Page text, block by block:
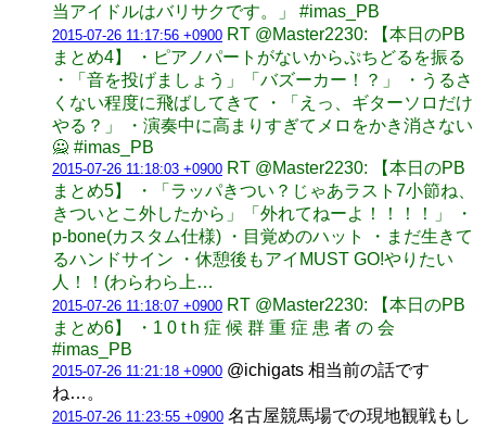
当アイドルはバリサクです。」 #imas_PB
2015-07-26 11:17:56 +0900 RT @Master2230: 【本日のPB
まとめ4】 ・ピアノパートがないからぷちどるを振る
・「音を投げましょう」「バズーカー！？」 ・うるさ
くない程度に飛ばしてきて ・「えっ、ギターソロだけ
やる？」 ・演奏中に高まりすぎてメロをかき消さない
🙅 #imas_PB
2015-07-26 11:18:03 +0900 RT @Master2230: 【本日のPB
まとめ5】 ・「ラッパきつい？じゃあラスト7小節ね、
きついとこ外したから」「外れてねーよ！！！！」 ・
p-bone(カスタム仕様) ・目覚めのハット ・まだ生きて
るハンドサイン ・休憩後もアイMUST GO!やりたい
人！！(わらわら上…
2015-07-26 11:18:07 +0900 RT @Master2230: 【本日のPB
まとめ6】 ・1 0 t h 症 候 群 重 症 患 者 の 会
#imas_PB
2015-07-26 11:21:18 +0900 @ichigats 相当前の話です
ね…。
2015-07-26 11:23:55 +0900 名古屋競馬場での現地観戦もし